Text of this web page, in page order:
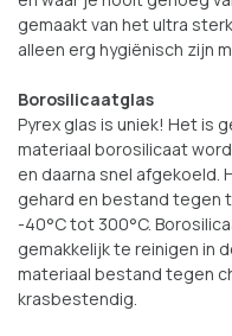
gemaakt van het ultra
alleen erg hygiënisch zijn
Borosilicaatglas
Pyrex glas is uniek! Het is
materiaal borosilicaat
en daarna snel
gehard en bestand tegen
-40°C tot 300°C.
gemakkelijk te reinigen in
materiaal bestand tegen
krasbestendig.